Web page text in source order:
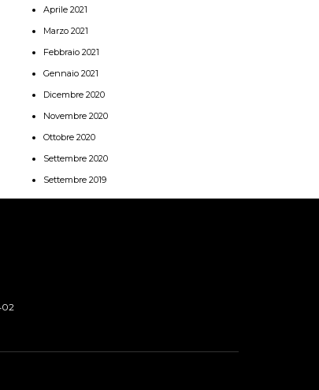
Aprile 2021
Marzo 2021
Febbraio 2021
Gennaio 2021
Dicembre 2020
Novembre 2020
Ottobre 2020
Settembre 2020
Settembre 2019